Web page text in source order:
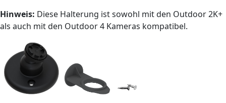
Hinweis: Diese Halterung ist sowohl mit den Outdoor 2K+
als auch mit den Outdoor 4 Kameras kompatibel.